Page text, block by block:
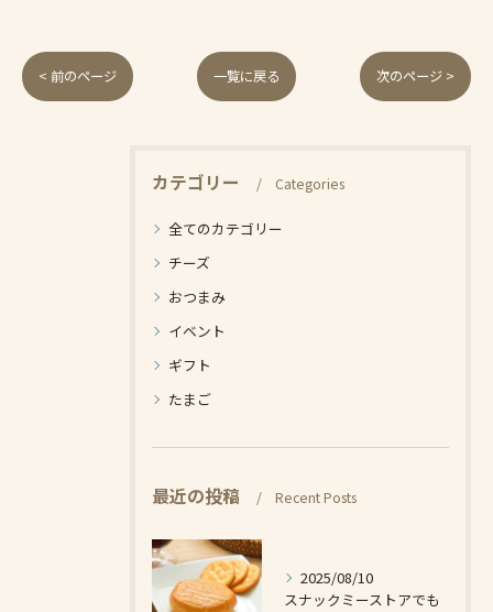
< 前のページ 一覧に戻る 次のページ >
カテゴリー Categories
全てのカテゴリー
チーズ
おつまみ
イベント
ギフト
たまご
最近の投稿 Recent Posts
2025/08/10
スナックミーストアでも